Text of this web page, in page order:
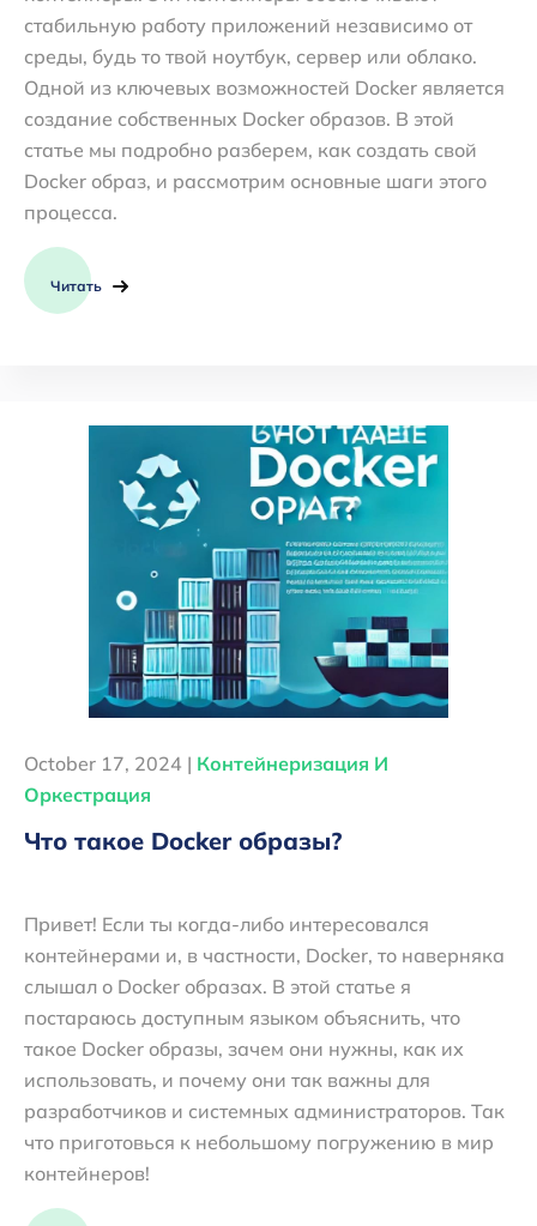
стабильную работу приложений независимо от
среды, будь то твой ноутбук, сервер или облако.
Одной из ключевых возможностей Docker является
создание собственных Docker образов. В этой
статье мы подробно разберем, как создать свой
Docker образ, и рассмотрим основные шаги этого
процесса.
Читать
October 17, 2024 | Контейнеризация И
Оркестрация
Что такое Docker образы?
Привет! Если ты когда-либо интересовался
контейнерами и, в частности, Docker, то наверняка
слышал о Docker образах. В этой статье я
постараюсь доступным языком объяснить, что
такое Docker образы, зачем они нужны, как их
использовать, и почему они так важны для
разработчиков и системных администраторов. Так
что приготовься к небольшому погружению в мир
контейнеров!